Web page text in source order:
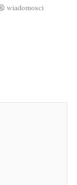
wiadomosci